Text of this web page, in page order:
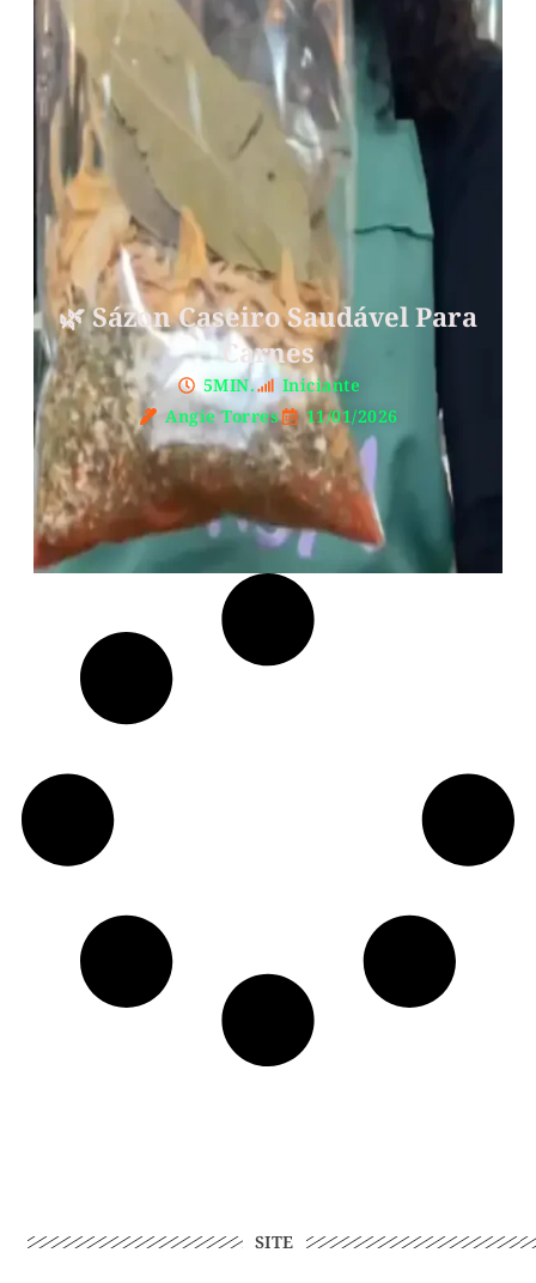
🌿 Sázon Caseiro Saudável Para
Carnes
5MIN.
Iniciante
Angie Torres
11/01/2026
SITE